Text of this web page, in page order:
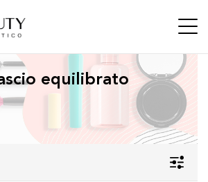
equilibrato